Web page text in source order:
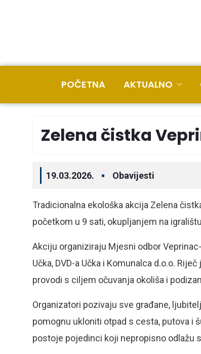
POČETNA AKTUALNO
Zelena čistka
19.03.2026. Obavijesti
Tradicionalna ekološka akcija Zelena
početkom u 9 sati, okupljanjem na
Akciju organiziraju Mjesni odbor
Učka, DVD-a Učka i Komunalca d.o.o.
provodi s ciljem očuvanja okoliša i
Organizatori pozivaju sve građane,
pomognu ukloniti otpad s cesta, putova i
postoje pojedinci koji nepropisno odlažu